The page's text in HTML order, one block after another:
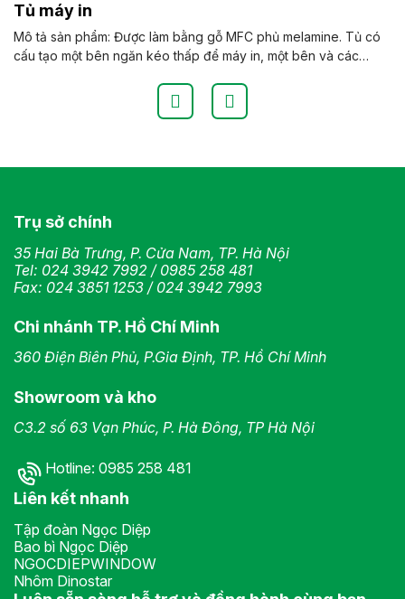
Tủ máy in
Mô tả sản phẩm: Được làm bằng gỗ MFC phủ melamine. Tủ có
cấu tạo một bên ngăn kéo thấp để máy in, một bên và các
chọn Chất liệu: Gỗ MFC phủ Melamine Kiểu dáng Kiểu dáng hiện
đại thiết kế tiết kiệm không gian văn phòng. Bảo hành: theo tiêu
Trụ sở chính
35 Hai Bà Trưng, P. Cửa Nam, TP. Hà Nội
Tel: 024 3942 7992 / 0985 258 481
Fax: 024 3851 1253 / 024 3942 7993
Chi nhánh TP. Hồ Chí Minh
360 Điện Biên Phủ, P.Gia Định, TP. Hồ Chí Minh
Showroom và kho
C3.2 số 63 Vạn Phúc, P. Hà Đông, TP Hà Nội
Hotline: 0985 258 481
Liên kết nhanh
Tập đoàn Ngọc Diệp
Bao bì Ngọc Diệp
NGOCDIEPWINDOW
Nhôm Dinostar